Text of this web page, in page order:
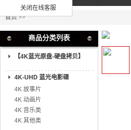
关闭在线客服
首页>>
商品分类列表
【4K蓝光原盘-硬盘拷贝】
4K-UHD 蓝光电影碟
4K 故事片
4K 动画片
4K 音乐类
4K 其他类